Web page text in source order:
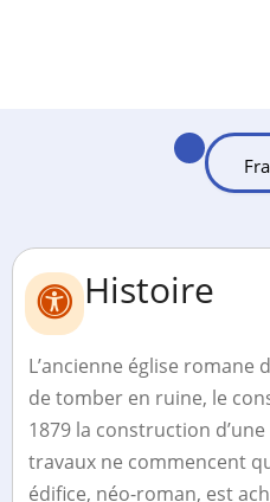
Histoire
L’ancienne église romane
de tomber en ruine, le
1879 la construction
travaux ne commencent
édifice, néo-roman, est